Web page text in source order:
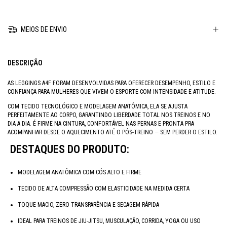
MEIOS DE ENVIO
DESCRIÇÃO
AS LEGGINGS A4F FORAM DESENVOLVIDAS PARA OFERECER DESEMPENHO, ESTILO E
CONFIANÇA PARA MULHERES QUE VIVEM O ESPORTE COM INTENSIDADE E ATITUDE.
COM TECIDO TECNOLÓGICO E MODELAGEM ANATÔMICA, ELA SE AJUSTA
PERFEITAMENTE AO CORPO, GARANTINDO LIBERDADE TOTAL NOS TREINOS E NO
DIA A DIA. É FIRME NA CINTURA, CONFORTÁVEL NAS PERNAS E PRONTA PRA
ACOMPANHAR DESDE O AQUECIMENTO ATÉ O PÓS-TREINO — SEM PERDER O ESTILO.
DESTAQUES DO PRODUTO:
MODELAGEM ANATÔMICA COM CÓS ALTO E FIRME
TECIDO DE ALTA COMPRESSÃO COM ELASTICIDADE NA MEDIDA CERTA
TOQUE MACIO, ZERO TRANSPARÊNCIA E SECAGEM RÁPIDA
IDEAL PARA TREINOS DE JIU-JITSU, MUSCULAÇÃO, CORRIDA, YOGA OU USO